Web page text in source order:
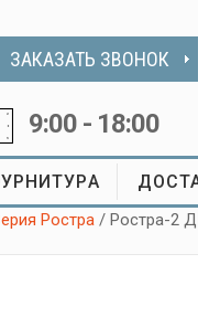
ЗАКАЗАТЬ ЗВОНОК
9:00 - 18:00
Ростра / Ростра-2